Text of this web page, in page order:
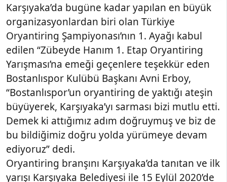
Karşıyaka’da bugüne kadar yapılan en büyük
organizasyonlardan biri olan Türkiye
Oryantiring Şampiyonası’nın 1. Ayağı kabul
edilen “Zübeyde Hanım 1. Etap Oryantiring
Yarışması’na emeği geçenlere teşekkür eden
Bostanlıspor Kulübü Başkanı Avni Erboy,
“Bostanlıspor’un oryantiring de yaktığı ateşin
büyüyerek, Karşıyaka’yı sarması bizi mutlu etti.
Demek ki attığımız adım doğruymuş ve biz de
bu bildiğimiz doğru yolda yürümeye devam
ediyoruz” dedi.
Oryantiring branşını Karşıyaka’da tanıtan ve ilk
yarışı Karşıyaka Belediyesi ile 15 Eylül 2020’de